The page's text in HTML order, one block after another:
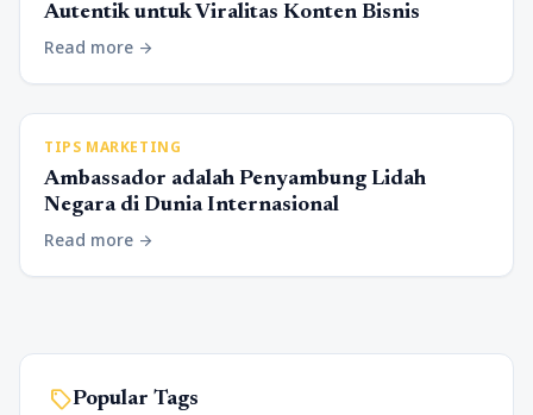
Autentik untuk Viralitas Konten Bisnis
Read more arrow_forward
TIPS MARKETING
Ambassador adalah Penyambung Lidah
Negara di Dunia Internasional
Read more arrow_forward
sellPopular Tags